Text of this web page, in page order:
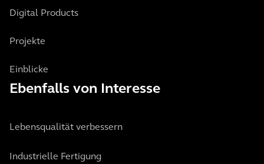
Digital Products
Projekte
Einblicke
Ebenfalls von Interesse
Lebensqualität verbessern
Industrielle Fertigung